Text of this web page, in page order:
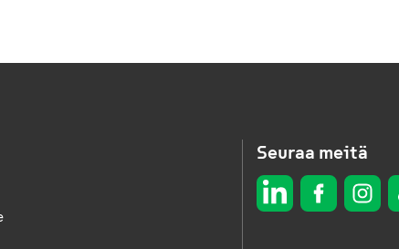
Seuraa meitä